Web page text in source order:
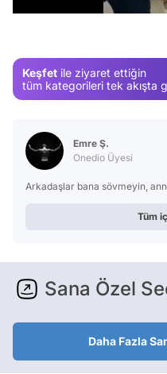
Keşfet ile ziyaret ettiğin
tüm kategorileri tek akışta
Emre Ş.
Onedio Üyesi
Arkadaşlar bana sövmeyin,
Tüm
Sana Özel
Daha Fazla